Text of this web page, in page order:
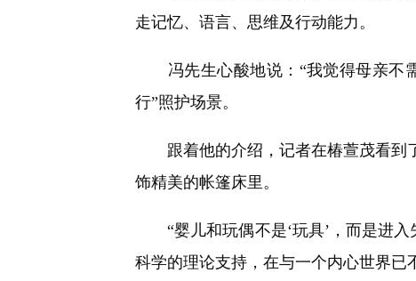
走记忆、语言、思维及行动能力。
冯先生心酸地说：“我觉得母亲不需
行”照护场景。
跟着他的介绍，记者在椿萱茂看到
饰精美的帐篷床里。
“婴儿和玩偶不是‘玩具’，而是进入
科学的理论支持，在与一个内心世界已